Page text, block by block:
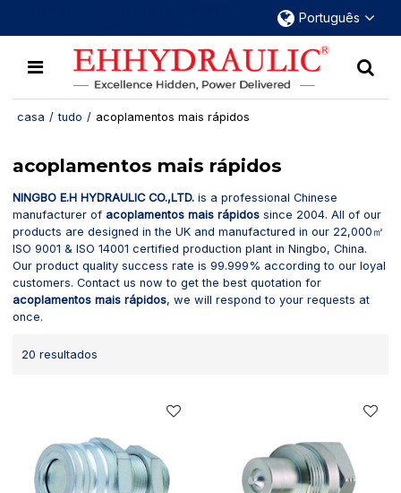
Português
casa / tudo / acoplamentos mais rápidos
acoplamentos mais rápidos
NINGBO E.H HYDRAULIC CO.,LTD. is a professional Chinese
manufacturer ofacoplamentos mais rápidos since 2004. All of our
products are designed in the UK and manufactured in our 22,000㎡
ISO 9001 & ISO 14001 certified production plant in Ningbo, China.
Our product quality success rate is 99.999% according to our loyal
customers. Contact us now to get the best quotation for
acoplamentos mais rápidos, we will respond to your requests at
once.
20 resultados